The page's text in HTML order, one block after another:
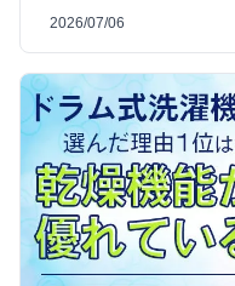
2026/07/06